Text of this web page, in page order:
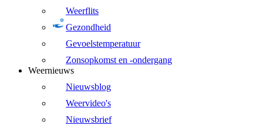
Weerflits
Gezondheid
Gevoelstemperatuur
Zonsopkomst en -ondergang
Weernieuws
Nieuwsblog
Weervideo's
Nieuwsbrief